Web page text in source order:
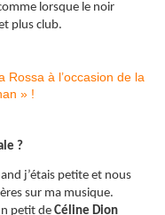
lorsque le noir
plus club.
?
j’étais petite et nous
sur ma musique.
petit de Céline Dion